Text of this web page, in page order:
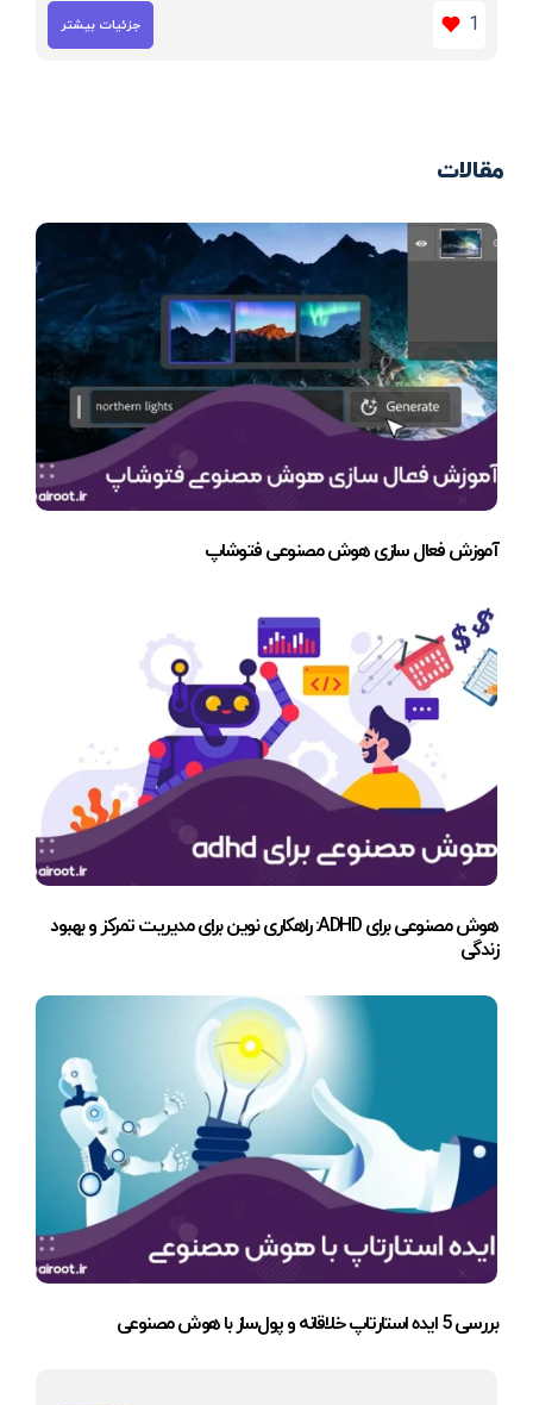
1 جزئیات بیشتر
مقالات
آموزش فعال سازی هوش مصنوعی فتوشاپ
هوش مصنوعی برای ADHD: راهکاری نوین برای مدیریت تمرکز و بهبود
زندگی
بررسی 5 ایده استارتاپ خلاقانه و پول‌ساز با هوش مصنوعی